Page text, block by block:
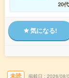
20代
気になる!
未読 掲載日 2026/08/